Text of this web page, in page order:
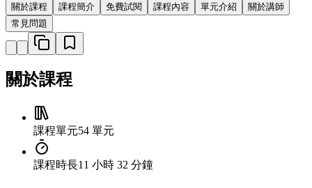
關於課程 課程簡介 免費試閱 課程內容 單元介紹
關於講師
常見問題
關於課程
課程單元54 單元
課程時長11 小時 32 分鐘